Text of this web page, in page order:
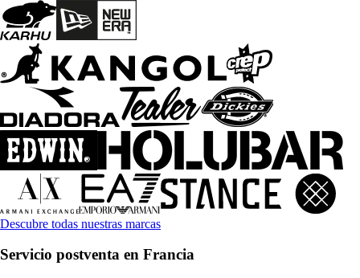
Descubre todas nuestras marcas
Servicio postventa en Francia